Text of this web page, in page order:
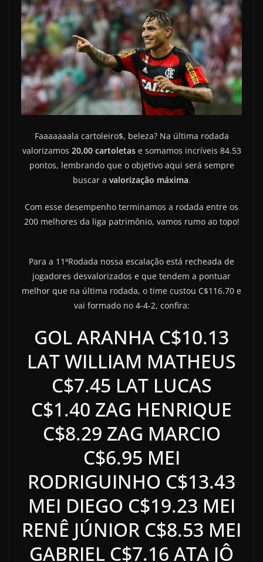
Faaaaaaala cartoleiro$, beleza? Na última rodada
valorizamos 20,00 cartoletase somamos incríveis 84.53
pontos, lembrando que o objetivo aqui será sempre
buscar a valorização máxima.
Com esse desempenho terminamos a rodada entre os
200 melhores da liga patrimônio, vamos rumo ao topo!
Para a 11ªRodada nossa escalação está recheada de
jogadores desvalorizados e que tendem a pontuar
melhor que na última rodada, o time custou C$116.70 e
vai formado no 4-4-2, confira:
GOL ARANHA C$10.13
LAT WILLIAM MATHEUS
C$7.45 LAT LUCAS
C$1.40 ZAG HENRIQUE
C$8.29 ZAG MARCIO
C$6.95 MEI
RODRIGUINHO C$13.43
MEI DIEGO C$19.23 MEI
RENÊ JÚNIOR C$8.53 MEI
GABRIEL C$7.16 ATA JÔ